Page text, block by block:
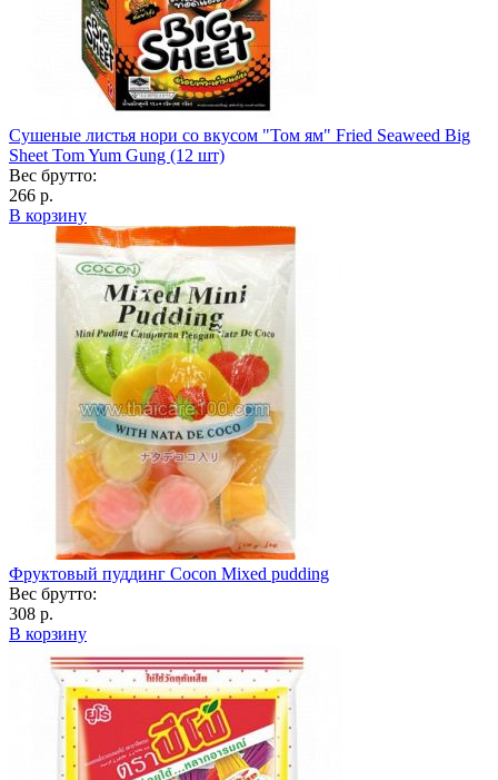
Сушеные листья нори со вкусом "Том ям" Fried Seaweed Big
Sheet Tom Yum Gung (12 шт)
Вес брутто:
266 р.
В корзину
Фруктовый пуддинг Cocon Mixed pudding
Вес брутто:
308 р.
В корзину